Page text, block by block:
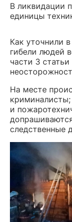
В ликвидации
единицы
Как уточнили
гибели людей
части 3
На месте
и
следственные